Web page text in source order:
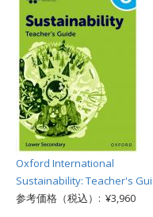
Oxford International
Sustainability: Teacher's
参考価格（税込）: ¥3,960